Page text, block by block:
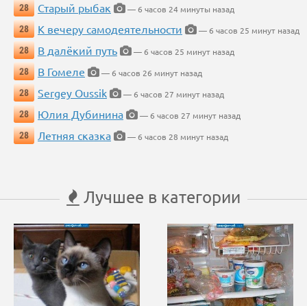
28
Старый рыбак
— 6 часов 24 минуты назад
28
К вечеру самодеятельности
— 6 часов 25 минут назад
28
В далёкий путь
— 6 часов 25 минут назад
28
В Гомеле
— 6 часов 26 минут назад
28
Sergey Oussik
— 6 часов 27 минут назад
28
Юлия Дубинина
— 6 часов 27 минут назад
28
Летняя сказка — 6 часов 28 минут назад
Лучшее в категории